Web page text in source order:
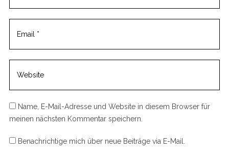
Name, E-Mail-Adresse und Website in diesem Browser für
meinen nächsten Kommentar speichern.
Benachrichtige mich über neue Beiträge via E-Mail.